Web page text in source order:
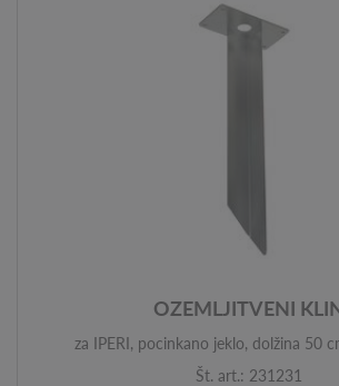
OZEMLJITVENI
za IPERI, pocinkano jeklo, dolžina 50
Št. art.: 231231